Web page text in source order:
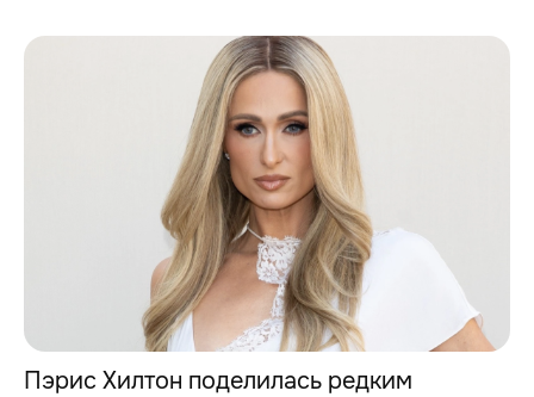
Пэрис Хилтон поделилась редким